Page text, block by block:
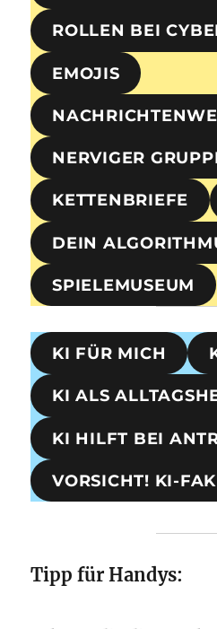
ROLLEN BEI
EMOJIS
NERVIGER
KETTENBRIEFE
DEIN
SPIELEMUSEUM
KI FÜR MICH
KI ALS
KI HILFT BEI
VORSICHT! KI-
Tipp für Handys: